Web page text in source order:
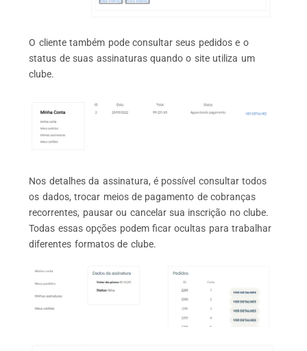
O cliente também pode consultar seus pedidos e o
status de suas assinaturas quando o site utiliza um
clube.
Nos detalhes da assinatura, é possível consultar todos
os dados, trocar meios de pagamento de cobranças
recorrentes, pausar ou cancelar sua inscrição no clube.
Todas essas opções podem ficar ocultas para trabalhar
diferentes formatos de clube.